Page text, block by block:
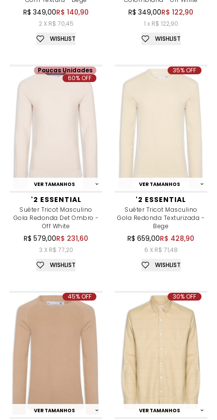
R$ 349,00R$ 140,90
2 X R$ 70,45
WISHLIST
R$ 349,00R$ 122,90
1 x R$ 122,90
WISHLIST
VER TAMANHOS
'2 ESSENTIAL
Suéter Tricot Masculino
Gola Redonda Det Ombro -
Off White
R$ 579,00R$ 231,60
3 X R$ 77,20
Poucas Unidades
60% OFF
WISHLIST
VER TAMANHOS
'2 ESSENTIAL
Suéter Tricot Masculino
Gola Redonda Texturizada -
Bege
R$ 659,00R$ 428,90
6 X R$ 71,48
35% OFF
WISHLIST
VER TAMANHOS
45% OFF
VER TAMANHOS
30% OFF